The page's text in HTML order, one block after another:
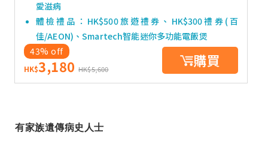
愛滋病
體檢禮品：HK$500旅遊禮券、HK$300禮券(百
佳/AEON)、Smartech智能迷你多功能電飯煲
43% off
HK$3,180 HK$5,600 購買
有家族遺傳病史人士